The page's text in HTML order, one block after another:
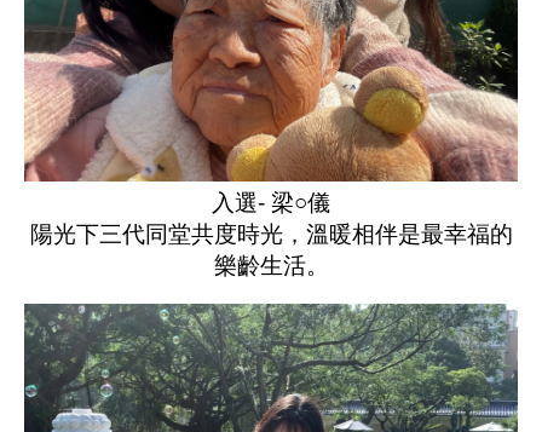
入選- 梁○儀
陽光下三代同堂共度時光，溫暖相伴是最幸福的
樂齡生活。